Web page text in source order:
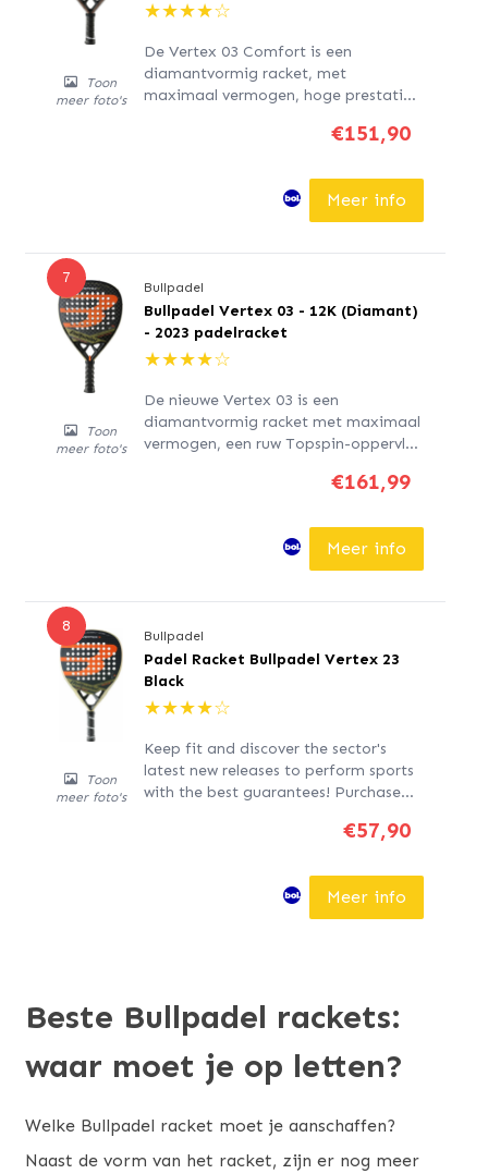
Toon
meer foto's
grijs/bruin
★★★★☆
De Vertex 03 Comfort is een
diamantvormig racket, met
maximaal vermogen, hoge prestaties
ontworpen voor professionele of
innovatieve Air React Channel-
systeem, dat bestaat uit een
aerodynamisch frame, dat
€151,90
Meer info
7
Toon
meer foto's
Bullpadel
Bullpadel Vertex 03 - 12K (Diamant)
- 2023 padelracket
★★★★☆
De nieuwe Vertex 03 is een
diamantvormig racket met maximaal
vermogen, een ruw Topspin-oppervlak
professionele of gevorderde spelers.
Channel-systeem, dat bestaat uit een
aerodynamisch frame, dat
tegelijkertijd een stevigere,...
€161,99
Meer info
8
Toon
meer foto's
Bullpadel
Padel Racket Bullpadel Vertex 23
Black
★★★★☆
Keep fit and discover the sector's
latest new releases to perform sports
with the best guarantees! Purchase
Black at the best price and enjoy a
size Gender: Unisex Recommended
age: Kids Type: Spade
€57,90
Meer info
Beste Bullpadel rackets:
waar moet je op letten?
Welke Bullpadel racket moet je aanschaffen?
Naast de vorm van het racket, zijn er nog meer